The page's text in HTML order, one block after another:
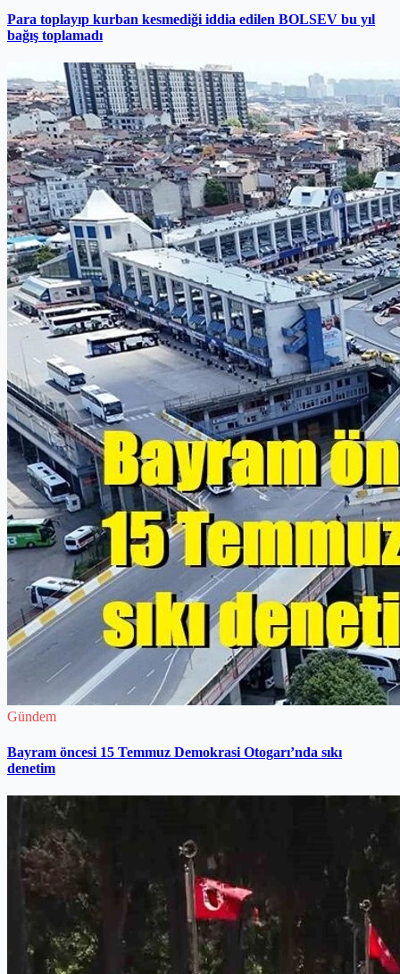
Para toplayıp kurban kesmediği iddia edilen BOLSEV bu yıl
bağış toplamadı
Gündem
Bayram öncesi 15 Temmuz Demokrasi Otogarı’nda sıkı
denetim